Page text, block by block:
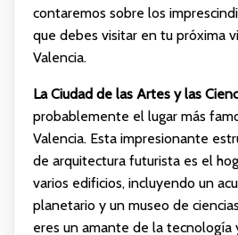
contaremos sobre los
que debes visitar en tu próxima
Valencia.
La Ciudad de las Artes y las
probablemente el lugar más
Valencia. Esta impresionante
de arquitectura futurista es el
varios edificios, incluyendo un
planetario y un museo de
eres un amante de la tecnología